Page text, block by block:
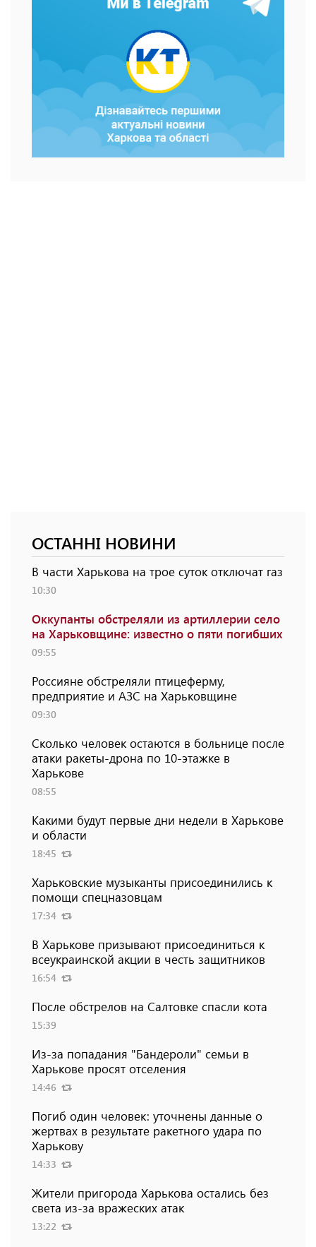
ОСТАННІ НОВИНИ
В части Харькова на трое суток отключат газ
10:30
Оккупанты обстреляли из артиллерии село
на Харьковщине: известно о пяти погибших
09:55
Россияне обстреляли птицеферму,
предприятие и АЗС на Харьковщине
09:30
Сколько человек остаются в больнице после
атаки ракеты-дрона по 10-этажке в
Харькове
08:55
Какими будут первые дни недели в Харькове
и области
18:45
Харьковские музыканты присоединились к
помощи спецназовцам
17:34
В Харькове призывают присоединиться к
всеукраинской акции в честь защитников
16:54
После обстрелов на Салтовке спасли кота
15:39
Из-за попадания "Бандероли" семьи в
Харькове просят отселения
14:46
Погиб один человек: уточнены данные о
жертвах в результате ракетного удара по
Харькову
14:33
Жители пригорода Харькова остались без
света из-за вражеских атак
13:22